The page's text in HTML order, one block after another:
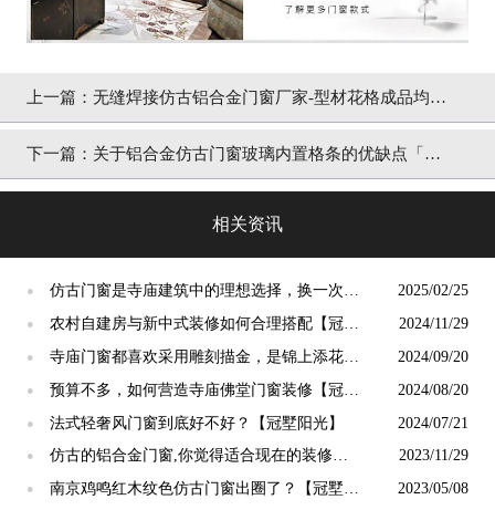
上一篇： 无缝焊接仿古铝合金门窗厂家-型材花格成品均有
售「冠墅阳光」
下一篇： 关于铝合金仿古门窗玻璃内置格条的优缺点「冠
相关资讯
●
仿古门窗是寺庙建筑中的理想选择，换一次用
终生【冠墅阳光】
2025/02/25
●
农村自建房与新中式装修如何合理搭配【冠墅
阳光】
2024/11/29
●
寺庙门窗都喜欢采用雕刻描金，是锦上添花
吗？【冠墅阳光】
2024/09/20
●
预算不多，如何营造寺庙佛堂门窗装修【冠墅
阳光】
2024/08/20
● 法式轻奢风门窗到底好不好？【冠墅阳光】 2024/07/21
●
仿古的铝合金门窗,你觉得适合现在的装修吗?
【冠墅阳光】
2023/11/29
●
南京鸡鸣红木纹色仿古门窗出圈了？【冠墅阳
2023/05/08